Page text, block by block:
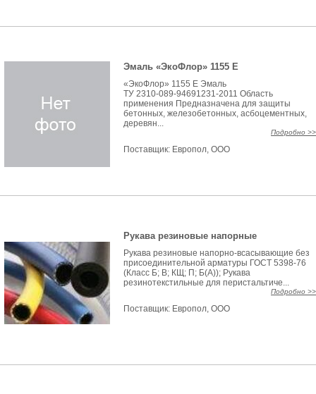
Эмаль «ЭкоФлор» 1155 Е
«ЭкоФлор» 1155 Е Эмаль
ТУ 2310-089-94691231-2011 Область
применения Предназначена для защиты
бетонных, железобетонных, асбоцементных,
деревян...
Подробно >>
Поставщик: Европол, ООО
Рукава резиновые напорные
Рукава резиновые напорно-всасывающие без
присоединительной арматуры ГОСТ 5398-76
(Класс Б; В; КЩ; П; Б(А)); Рукава
резинотекстильные для перистальтиче...
Подробно >>
Поставщик: Европол, ООО